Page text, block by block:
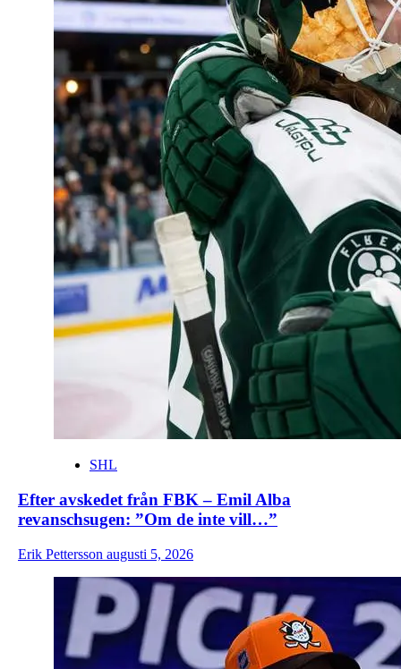
SHL
Efter avskedet från FBK – Emil Alba
revanschsugen: ”Om de inte vill…”
Erik Pettersson augusti 5, 2026